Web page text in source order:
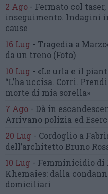
2 Ago - Fermato col taser,
inseguimento. Indagini
cause
16 Lug - Tragedia a
da un treno (Foto)
10 Lug - «Le urla e il
“L’ha uccisa. Corri. Prendi
morte di mia sorella»
7 Ago - Dà in
Arrivano polizia ed
20 Lug - Cordoglio a
dell’architetto Bruno
10 Lug - Femminicidio di
Khemaies: dalla
domiciliari